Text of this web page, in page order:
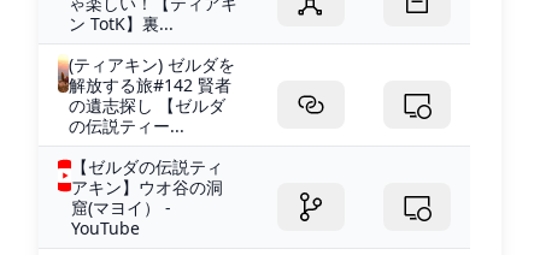
ン TotK】裏...
(ティアキン) ゼルダを
解放する旅#142 賢者
の遺志探し 【ゼルダ
の伝説ティー...
【ゼルダの伝説ティ
アキン】ウオ谷の洞
窟(マヨイ） -
YouTube